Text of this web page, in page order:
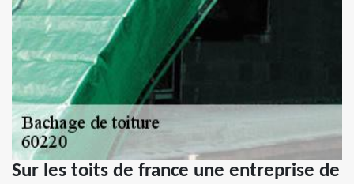
Sur les toits de france une entreprise de